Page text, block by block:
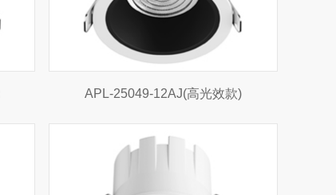
APL-25049-12AJ(高光效款)